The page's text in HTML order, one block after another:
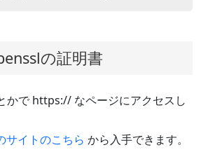
の証明書
かで https:// なページにアクセスし
サイトのこちら から入手できます。